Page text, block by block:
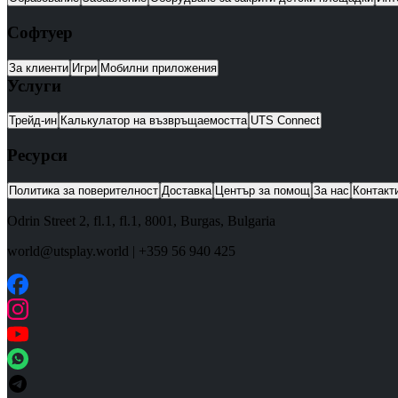
Софтуер
За клиенти Игри Мобилни приложения
Услуги
Трейд-ин Калькулатор на възвръщаемостта UTS Connect
Ресурси
Политика за поверителност Доставка Център за помощ За нас
Odrin Street 2, fl.1 , fl.1, 8001 , Burgas, Bulgaria
world@utsplay.world | +359 56 940 425